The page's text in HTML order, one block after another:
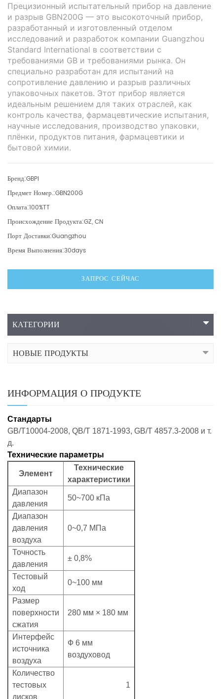
Прецизионный испытательный прибор на давление
и разрыв GBN200G — это высокоточный прибор,
разработанный и изготовленный отделом
исследований и разработок компании Guangzhou
Standard International в соответствии с
требованиями GB и требованиями рынка. Он
специально разработан для испытаний на
сопротивление давлению и разрыв различных
упаковочных пакетов. Этот прибор является
идеальным решением для таких отраслей, как
контроль качества, фармацевтические испытания,
научные исследования, производство упаковки,
плёнки, продуктов питания, фармацевтики и
бытовой химии.
Бренд:GBPI
Предмет Номер.:GBN200G
Оплата:100%TT
Происхождение Продукта:GZ, CN
Порт Доставки:Guangzhou
Время Выполнения:30days
ЗАПРОС СЕЙЧАС
КАТЕГОРИИ
НОВЫЕ ПРОДУКТЫ
ИНФОРМАЦИЯ О ПРОДУКТЕ
Стандарты
GB/T10004-2008, QB/T 1871-1993, GB/T 4857.3-2008 и т.
д.
Технические параметры
Элемент
Технические
характеристики
Диапазон
давления
50~700 кПа
Диапазон
давления
воздуха
0~0,7 МПа
Точность
давления
± 0,8%
Тестовый
ход
0~100 мм
Размер
поверхности
сжатия
280 мм × 180 мм
Интерфейс
источника
воздуха
Ф 6 мм
воздуховод
Количество
тестовых
дисков
1